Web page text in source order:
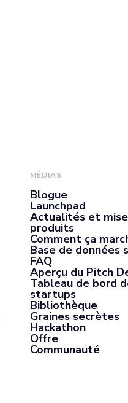
MÉDIAS
Blogue
Launchpad
Actualités et
produits
Comment ça
Base de données
FAQ
Aperçu du Pitch
Tableau de bord
startups
Bibliothèque
Graines secrètes
Hackathon
Offre
Communauté